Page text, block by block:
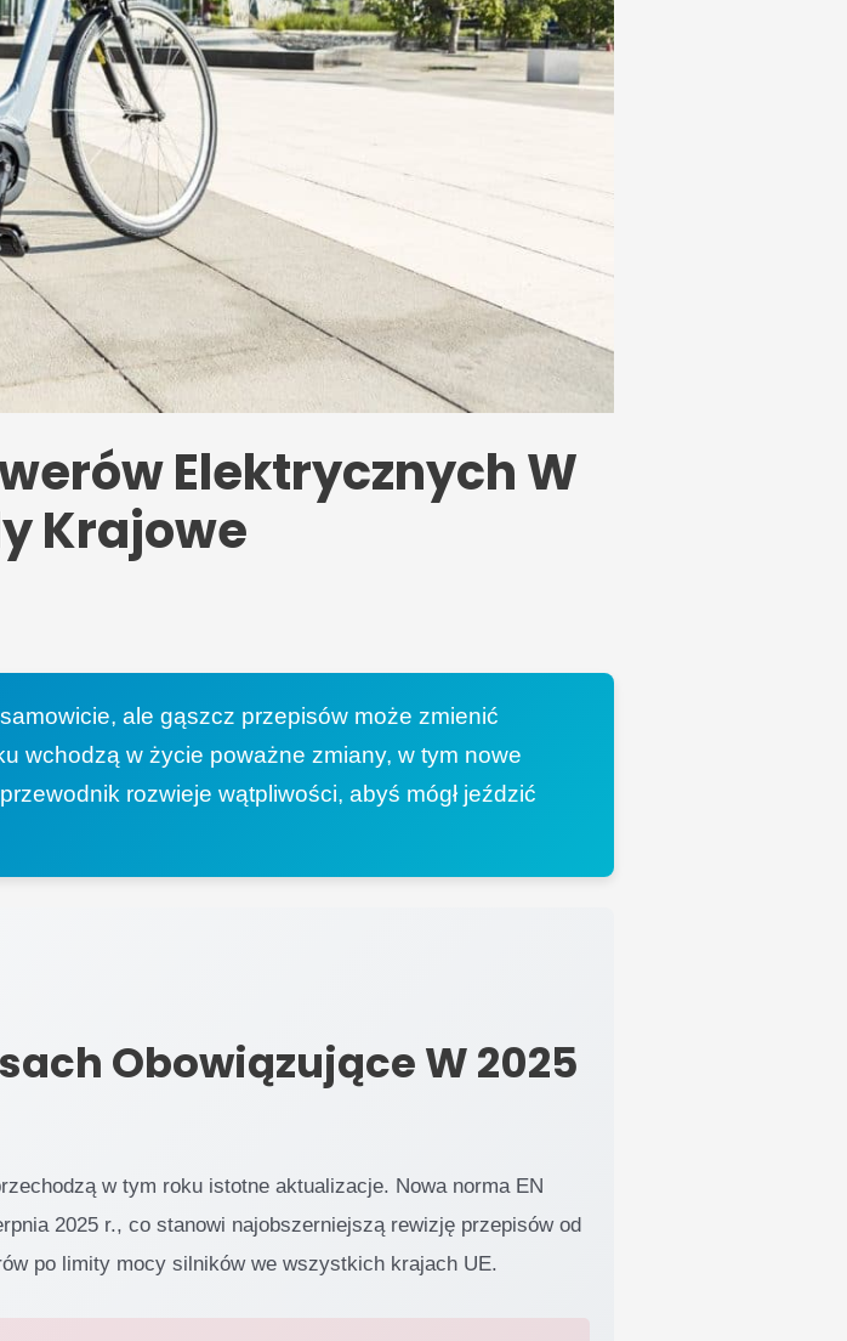
Elektrycznych W
Krajowe
ale gąszcz przepisów może zmienić
wchodzą w życie poważne zmiany, w tym nowe
rozwieje wątpliwości, abyś mógł jeździć
Obowiązujące W 2025
w tym roku istotne aktualizacje. Nowa norma EN
2025 r., co stanowi najobszerniejszą rewizję przepisów od
po limity mocy silników we wszystkich krajach UE.